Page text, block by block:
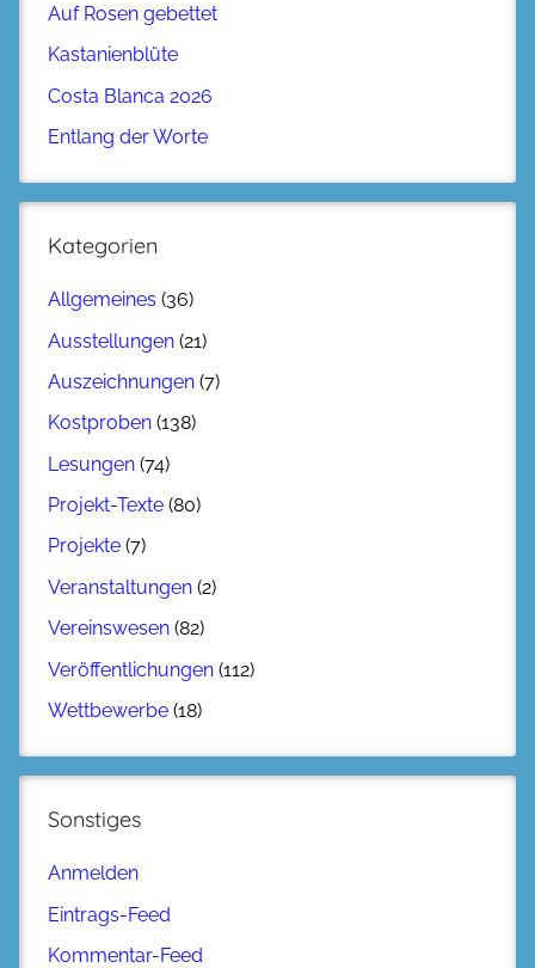
Auf Rosen gebettet
Kastanienblüte
Costa Blanca 2026
Entlang der Worte
Kategorien
Allgemeines (36)
Ausstellungen (21)
Auszeichnungen (7)
Kostproben (138)
Lesungen (74)
Projekt-Texte (80)
Projekte (7)
Veranstaltungen (2)
Vereinswesen (82)
Veröffentlichungen (112)
Wettbewerbe (18)
Sonstiges
Anmelden
Eintrags-Feed
Kommentar-Feed